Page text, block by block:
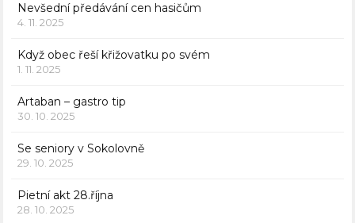
Nevšední předávání cen hasičům
4. 11. 2025
Když obec řeší křižovatku po svém
1. 11. 2025
Artaban – gastro tip
30. 10. 2025
Se seniory v Sokolovně
29. 10. 2025
Pietní akt 28.října
28. 10. 2025